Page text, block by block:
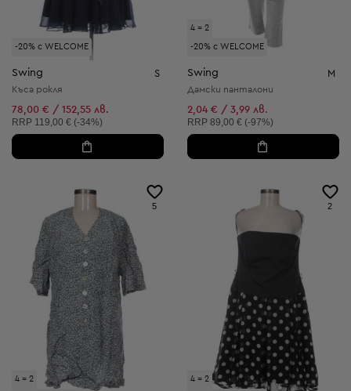
-20% с WELCOME
Swing S
Къса рокля
78,00 € / 152,55 лв.
Препоръчителна цена:
RRP 119,00 € (-34%)
4 = 2
-20% с WELCOME
Swing M
Дамски панталони
2,04 € / 3,99 лв.
Препоръчителна цена:
RRP 89,00 € (-97%)
4 = 2
5
4 = 2
2